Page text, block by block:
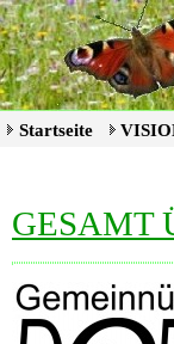
Startseite
GESAMT